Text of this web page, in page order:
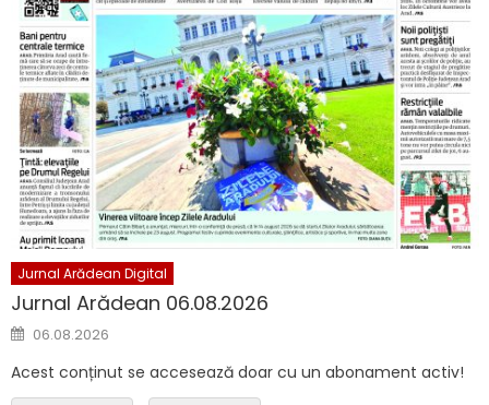
Jurnal Arădean Digital
Jurnal Arădean 06.08.2026
Posted on
06.08.2026
Acest conținut se accesează doar cu un abonament activ!